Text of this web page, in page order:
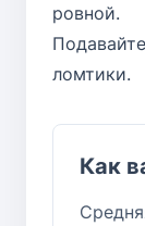
ровной.
ломтики.
Как